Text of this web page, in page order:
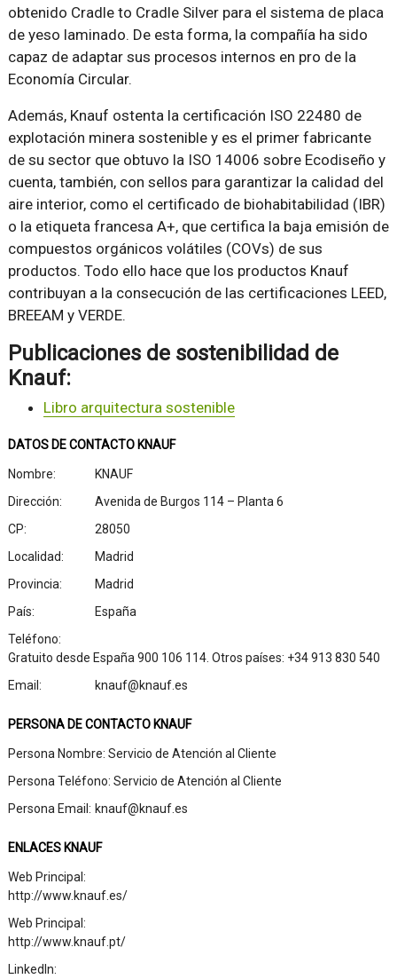
obtenido Cradle to Cradle Silver para el sistema de placa
de yeso laminado. De esta forma, la compañía ha sido
capaz de adaptar sus procesos internos en pro de la
Economía Circular.
Además, Knauf ostenta la certificación ISO 22480 de
explotación minera sostenible y es el primer fabricante
de su sector que obtuvo la ISO 14006 sobre Ecodiseño y
cuenta, también, con sellos para garantizar la calidad del
aire interior, como el certificado de biohabitabilidad (IBR)
o la etiqueta francesa A+, que certifica la baja emisión de
compuestos orgánicos volátiles (COVs) de sus
productos. Todo ello hace que los productos Knauf
contribuyan a la consecución de las certificaciones LEED,
BREEAM y VERDE.
Publicaciones de sostenibilidad de
Knauf:
Libro arquitectura sostenible
DATOS DE CONTACTO KNAUF
Nombre:
KNAUF
Dirección:
Avenida de Burgos 114 – Planta 6
CP:
28050
Localidad:
Madrid
Provincia:
Madrid
País:
España
Teléfono:
Gratuito desde España 900 106 114. Otros países: +34 913 830 540
Email:
knauf@knauf.es
PERSONA DE CONTACTO KNAUF
Persona Nombre: Servicio de Atención al Cliente
Persona Teléfono: Servicio de Atención al Cliente
Persona Email: knauf@knauf.es
ENLACES KNAUF
Web Principal:
http://www.knauf.es/
Web Principal:
http://www.knauf.pt/
LinkedIn: